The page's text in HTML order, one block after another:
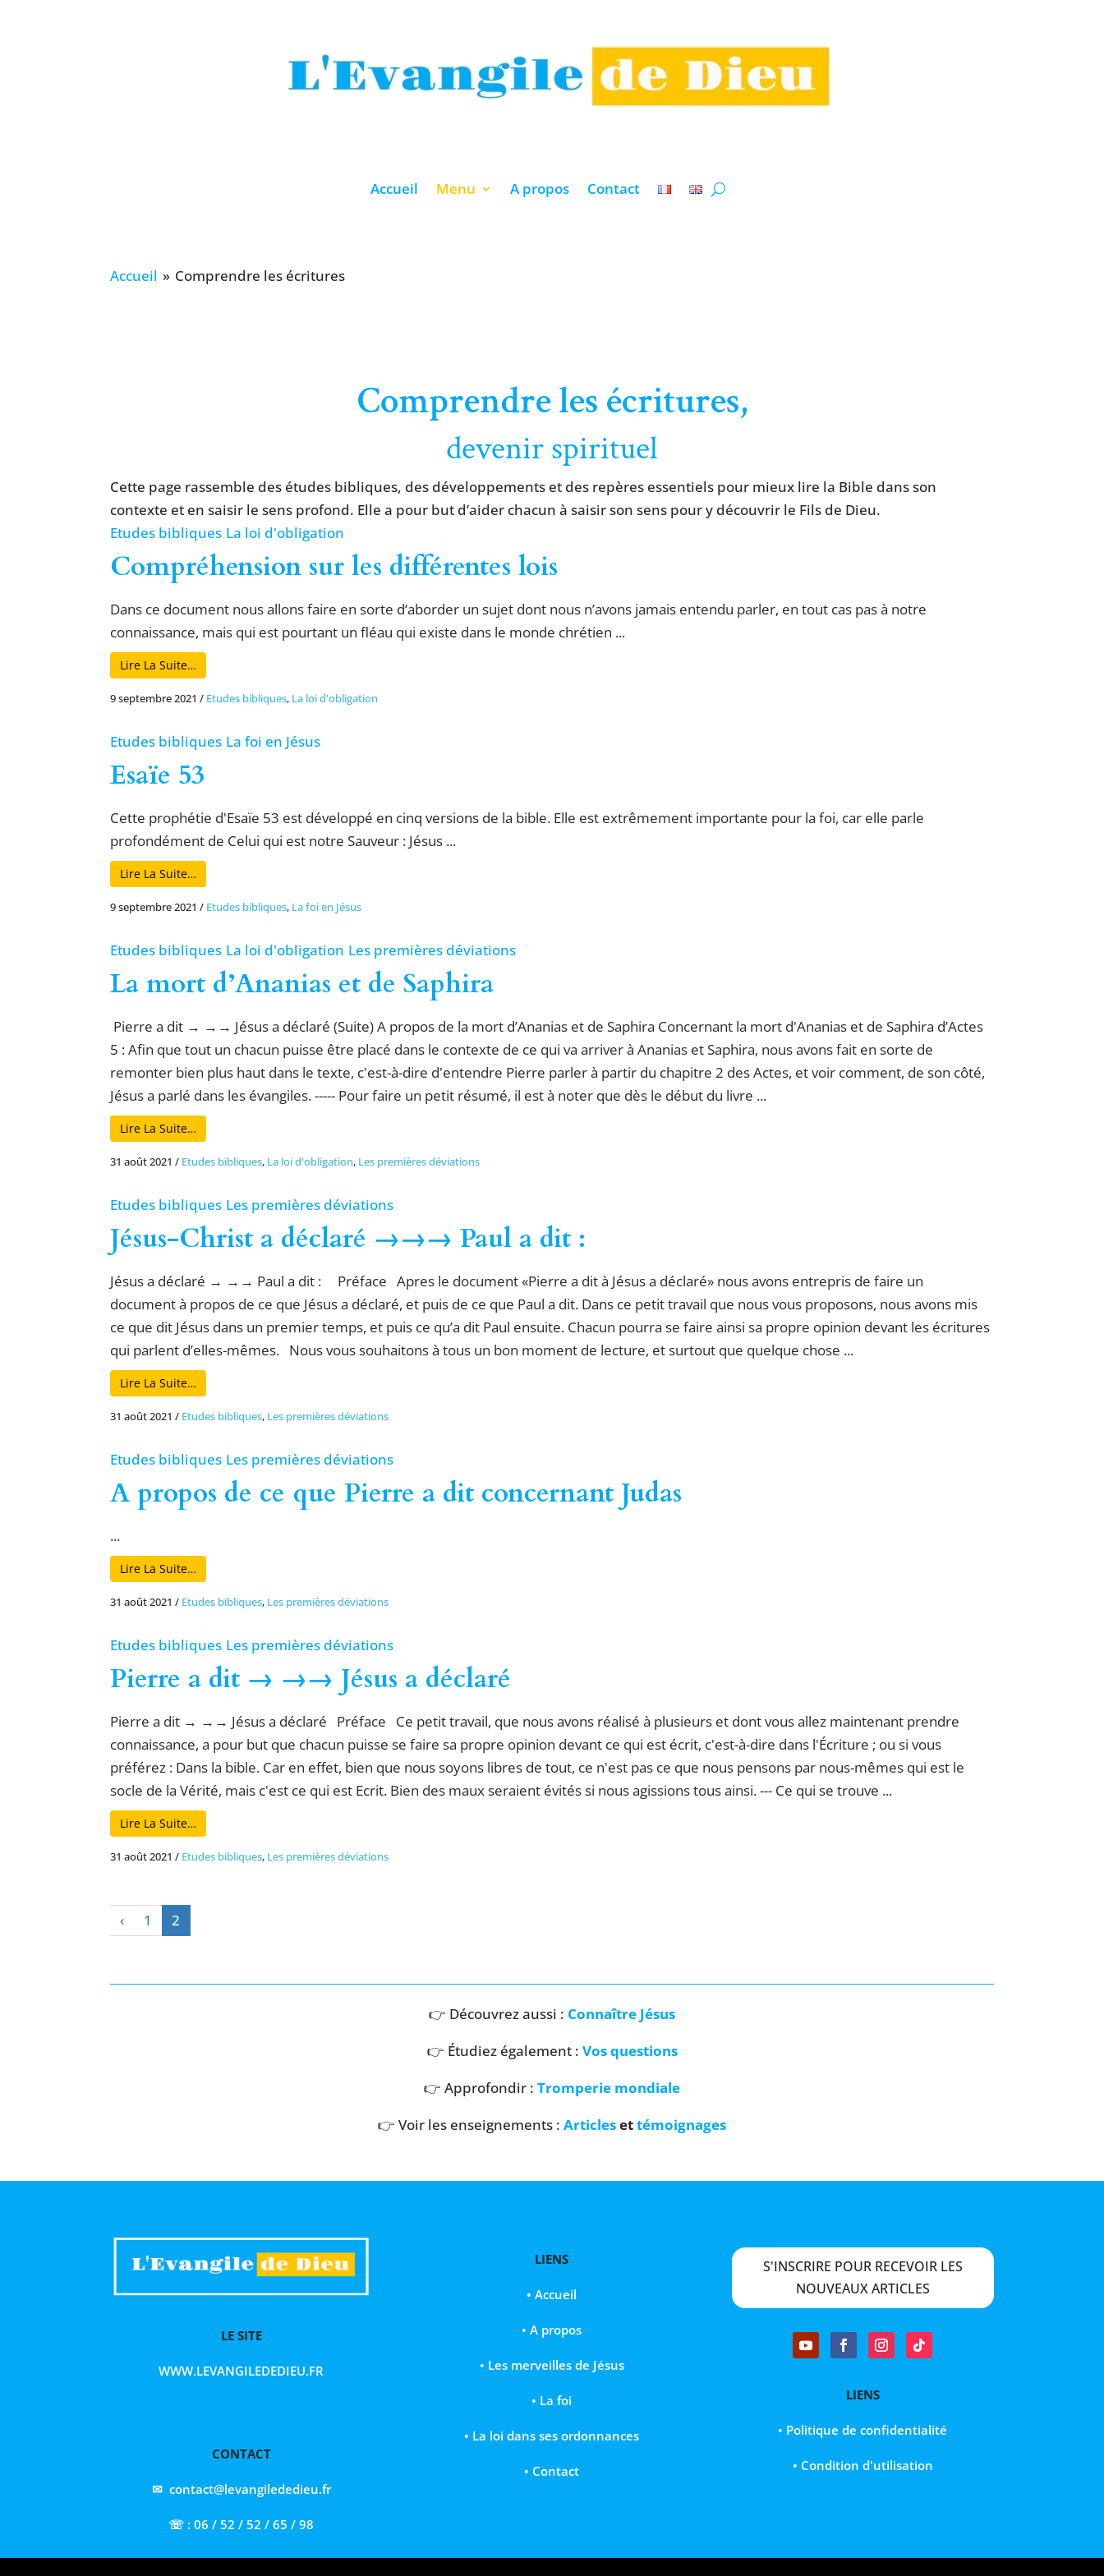
Accueil Menu A propos Contact
Accueil » Comprendre les écritures
Comprendre les écritures,
devenir spirituel
Cette page rassemble des études bibliques, des développements et des repères essentiels pour mieux lire la Bible dans son
contexte et en saisir le sens profond. Elle a pour but d’aider chacun à saisir son sens pour y découvrir le Fils de Dieu.
Etudes bibliques La loi d'obligation
Compréhension sur les différentes lois
Dans ce document nous allons faire en sorte d‘aborder un sujet dont nous n’avons jamais entendu parler, en tout cas pas à notre
connaissance, mais qui est pourtant un fléau qui existe dans le monde chrétien ...
Lire La Suite…
9 septembre 2021 / Etudes bibliques, La loi d'obligation
Etudes bibliques La foi en Jésus
Esaïe 53
Cette prophétie d'Esaïe 53 est développé en cinq versions de la bible. Elle est extrêmement importante pour la foi, car elle parle
profondément de Celui qui est notre Sauveur : Jésus ...
Lire La Suite…
9 septembre 2021 / Etudes bibliques, La foi en Jésus
Etudes bibliques La loi d'obligation Les premières déviations
La mort d’Ananias et de Saphira
Pierre a dit → →→ Jésus a déclaré (Suite) A propos de la mort d’Ananias et de Saphira Concernant la mort d'Ananias et de Saphira d’Actes
5 : Afin que tout un chacun puisse être placé dans le contexte de ce qui va arriver à Ananias et Saphira, nous avons fait en sorte de
remonter bien plus haut dans le texte, c'est-à-dire d'entendre Pierre parler à partir du chapitre 2 des Actes, et voir comment, de son côté,
Jésus a parlé dans les évangiles. ----- Pour faire un petit résumé, il est à noter que dès le début du livre ...
Lire La Suite…
31 août 2021 / Etudes bibliques, La loi d'obligation, Les premières déviations
Etudes bibliques Les premières déviations
Jésus-Christ a déclaré →→→ Paul a dit :
Jésus a déclaré → →→ Paul a dit : Préface Apres le document «Pierre a dit à Jésus a déclaré» nous avons entrepris de faire un
document à propos de ce que Jésus a déclaré, et puis de ce que Paul a dit. Dans ce petit travail que nous vous proposons, nous avons mis
ce que dit Jésus dans un premier temps, et puis ce qu’a dit Paul ensuite. Chacun pourra se faire ainsi sa propre opinion devant les écritures
qui parlent d’elles-mêmes. Nous vous souhaitons à tous un bon moment de lecture, et surtout que quelque chose ...
Lire La Suite…
31 août 2021 / Etudes bibliques, Les premières déviations
Etudes bibliques Les premières déviations
A propos de ce que Pierre a dit concernant Judas
...
Lire La Suite…
31 août 2021 / Etudes bibliques, Les premières déviations
Etudes bibliques Les premières déviations
Pierre a dit → →→ Jésus a déclaré
Pierre a dit → →→ Jésus a déclaré Préface Ce petit travail, que nous avons réalisé à plusieurs et dont vous allez maintenant prendre
connaissance, a pour but que chacun puisse se faire sa propre opinion devant ce qui est écrit, c'est-à-dire dans l'Écriture ; ou si vous
préférez : Dans la bible. Car en effet, bien que nous soyons libres de tout, ce n'est pas ce que nous pensons par nous-mêmes qui est le
socle de la Vérité, mais c'est ce qui est Ecrit. Bien des maux seraient évités si nous agissions tous ainsi. --- Ce qui se trouve ...
Lire La Suite…
31 août 2021 / Etudes bibliques, Les premières déviations
‹ 1 2
👉 Découvrez aussi : Connaître Jésus
👉 Étudiez également : Vos questions
👉 Approfondir : Tromperie mondiale
👉 Voir les enseignements : Articlesettémoignages
LE SITE
WWW.LEVANGILEDEDIEU.FR
CONTACT
✉ contact@levangilededieu.fr
☏ : 06 / 52 / 52 / 65 / 98
LIENS
•Accueil
•A propos
• Les merveilles de Jésus
• La foi
• La loi dans ses ordonnances
• Contact
S'INSCRIRE POUR RECEVOIR LES
NOUVEAUX ARTICLES
LIENS
• Politique de confidentialité
• Condition d'utilisation